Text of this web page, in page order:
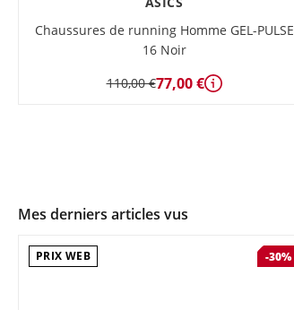
Chaussures de running Homme GEL-PULSE
16 Noir
110,00 €77,00 € Détails
Mes derniers articles vus
PRIX WEB -30%